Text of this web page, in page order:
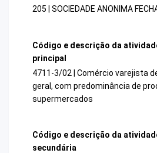
205 | SOCIEDADE ANONIMA
Código e descrição da
principal
4711-3/02 | Comércio varejista
geral, com predominância de
supermercados
Código e descrição da
secundária